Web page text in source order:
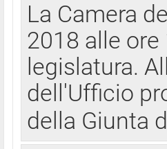
La Camera
2018 alle
legislatura.
dell'Ufficio
della Giunta